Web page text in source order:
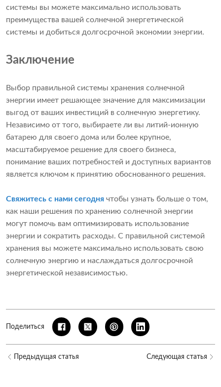
системы вы можете максимально использовать
преимущества вашей солнечной энергетической
системы и добиться долгосрочной экономии энергии.
Заключение
Выбор правильной системы хранения солнечной
энергии имеет решающее значение для максимизации
выгод от ваших инвестиций в солнечную энергетику.
Независимо от того, выбираете ли вы литий-ионную
батарею для своего дома или более крупное,
масштабируемое решение для своего бизнеса,
понимание ваших потребностей и доступных вариантов
является ключом к принятию обоснованного решения.
Свяжитесь с нами сегодня чтобы узнать больше о том,
как наши решения по хранению солнечной энергии
могут помочь вам оптимизировать использование
энергии и сократить расходы. С правильной системой
хранения вы можете максимально использовать свою
солнечную энергию и наслаждаться долгосрочной
энергетической независимостью.
Поделиться
Предыдущая статья Следующая статья